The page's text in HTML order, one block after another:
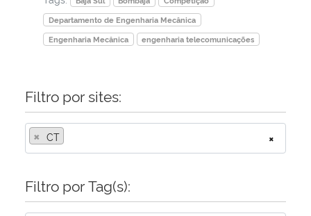
Ministério do Turismo
Controladoria-Geral da União
Ministério da Mulher, da Família e dos Direitos Humanos
Departamento de Engenharia Mecânica
Engenharia Mecânica
engenharia telecomunicações
Filtro por sites:
×
× CT
Filtro por Tag(s):